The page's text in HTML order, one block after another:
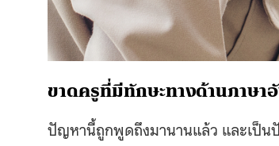
ขาดครูที่มีทักษะทางด้านภาษา
ปัญหานี้ถูกพูดถึงมานานแล้ว และเป็น